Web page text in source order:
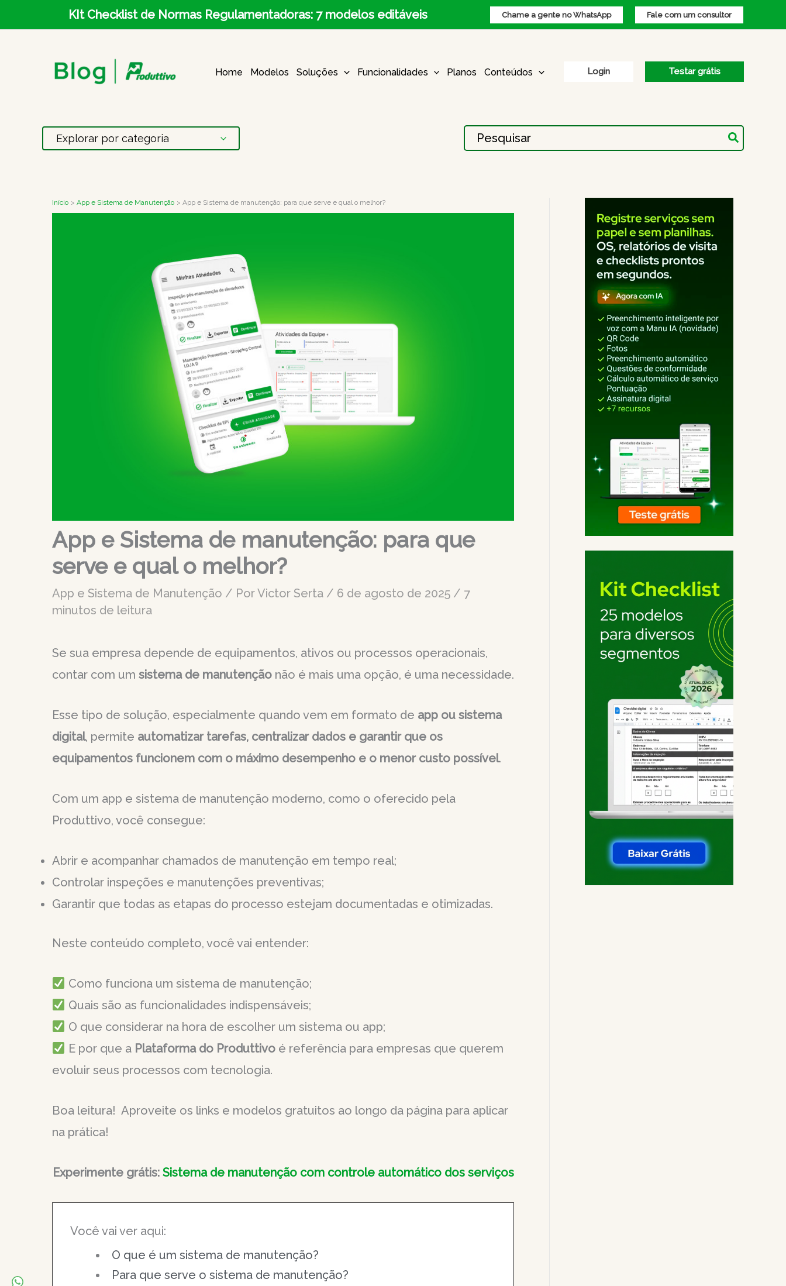
para
KIt Checklist de Normas Regulamentadoras: 7 modelos editáveis Chame a gente no WhatsApp Fale com um consultor
Home Modelos Soluções Funcionalidades Planos Conteúdos Login Testar grátis
Procurar:
Início App e Sistema de Manutenção App e Sistema de manutenção: para que serve e qual o melhor?
App e Sistema de manutenção: para que
serve e qual o melhor?
App e Sistema de Manutenção / PorVictor Serta / 6 de agosto de 2025 / 7
minutos de leitura
Se sua empresa depende de equipamentos, ativos ou processos operacionais,
contar com um sistema de manutenção não é mais uma opção, é uma necessidade.
Esse tipo de solução, especialmente quando vem em formato de app ou sistema
digital, permite automatizar tarefas, centralizar dados e garantir que os
equipamentos funcionem com o máximo desempenho e o menor custo possível.
Com um app e sistema de manutenção moderno, como o oferecido pela
Produttivo, você consegue:
Abrir e acompanhar chamados de manutenção em tempo real;
Controlar inspeções e manutenções preventivas;
Garantir que todas as etapas do processo estejam documentadas e otimizadas.
Neste conteúdo completo, você vai entender:
Como funciona um sistema de manutenção;
Quais são as funcionalidades indispensáveis;
O que considerar na hora de escolher um sistema ou app;
E por que a Plataforma do Produttivoé referência para empresas que querem
evoluir seus processos com tecnologia.
Boa leitura! Aproveite os links e modelos gratuitos ao longo da página para aplicar
na prática!
Experimente grátis: Sistema de manutenção com controle automático dos serviços
Você vai ver aqui:
O que é um sistema de manutenção?
Para que serve o sistema de manutenção?